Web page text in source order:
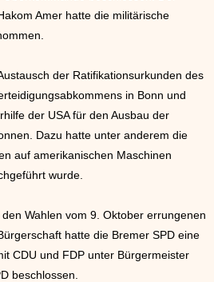
Amer hatte die militärische
der Ratifikationsurkunden des
in Bonn und
der USA für den Ausbau der
Dazu hatte unter anderem die
auf amerikanischen Maschinen
wurde.
Wahlen vom 9. Oktober errungenen
hatte die Bremer SPD eine
CDU und FDP unter Bürgermeister
beschlossen.